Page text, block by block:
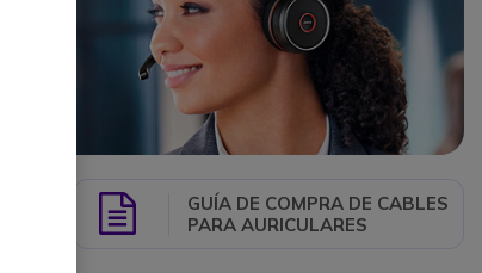
Guide
GUÍA DE COMPRA DE CABLES
PARA AURICULARES